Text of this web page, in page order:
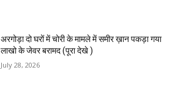
अरगोड़ा दो घरों में चोरी के मामले में समीर ख़ान पकड़ा गया
लाखो के जेवर बरामद (पूरा देखे )
July 28, 2026